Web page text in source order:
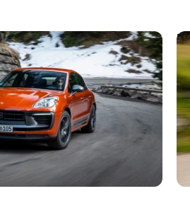
производство
до конца месяца